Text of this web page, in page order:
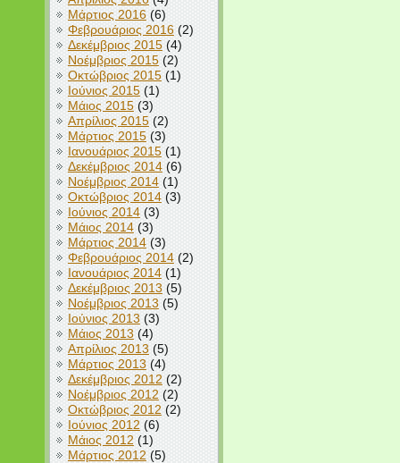
Μάρτιος 2016(6)
Φεβρουάριος 2016(2)
Δεκέμβριος 2015(4)
Νοέμβριος 2015(2)
Οκτώβριος 2015(1)
Ιούνιος 2015(1)
Μάιος 2015(3)
Απρίλιος 2015(2)
Μάρτιος 2015(3)
Ιανουάριος 2015(1)
Δεκέμβριος 2014(6)
Νοέμβριος 2014(1)
Οκτώβριος 2014(3)
Ιούνιος 2014(3)
Μάιος 2014(3)
Μάρτιος 2014(3)
Φεβρουάριος 2014(2)
Ιανουάριος 2014(1)
Δεκέμβριος 2013 (5)
Νοέμβριος 2013(5)
Ιούνιος 2013(3)
Μάιος 2013(4)
Απρίλιος 2013 (5)
Μάρτιος 2013 (4)
Δεκέμβριος 2012 (2)
Νοέμβριος 2012 (2)
Οκτώβριος 2012 (2)
Ιούνιος 2012 (6)
Μάιος 2012 (1)
Μάρτιος 2012 (5)